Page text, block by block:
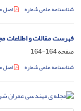
شناسنامه علمی شماره اصل
فهرست مقالات و اطلاعات مجله به
صفحه164-164
شناسنامه علمی شماره اصل